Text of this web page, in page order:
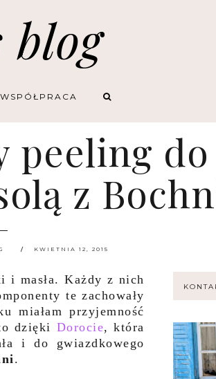
blog
WSPÓŁPRACA
do
z
KWIETNIA 12, 2015
i masła. Każdy z nich
te zachowały
miałam przyjemność
dzięki Dorocie, która
i do gwiazdkowego
.